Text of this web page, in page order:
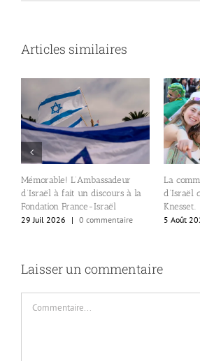
Articles similaires
Mémorable! L’Ambassadeur
d’Israël à fait un discours à la
Fondation France-Israël
29 Juil 2026
| 0 commentaire
La
d’Israël
Knesset.
5 Août
Laisser un commentaire